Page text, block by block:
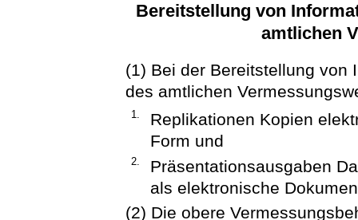
Bereitstellung von
amtlichen
(1) Bei der Bereitstellung von
des amtlichen
1.
Replikationen Kopien
Form und
2.
Präsentationsausgaben
als elektronische
(2) Die obere